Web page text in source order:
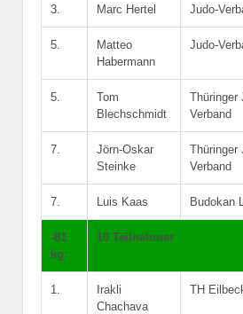
3. Marc Hertel Judo-
5.
Matteo
Habermann
Judo-
5.
Tom
Blechschmidt
Thüringer
Verband
7.
Jörn-Oskar
Steinke
Thüringer
Verband
7. Luis Kaas Budokan
-81
kg
10 Teilnehmer
1.
Irakli
Chachava
TH